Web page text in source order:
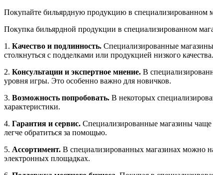
Покупайте бильярдную продукцию в специализированном
Покупка бильярдной продукции в специализированном
1. Качество и подлинность. Специализированные
столкнуться с подделками или продукцией низкого качества.
2. Консультации и экспертное мнение. В
уровня игры. Это особенно важно для новичков.
3. Возможность попробовать. В некоторых
характеристики.
4. Гарантия и сервис. Специализированные магазины чаще
легче обратиться за помощью.
5. Ассортимент. В специализированных магазинах можно
электронных площадках.